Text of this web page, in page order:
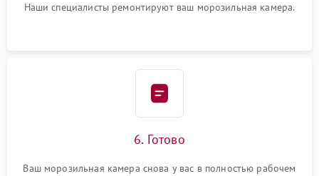
Наши специалисты ремонтируют ваш морозильная камера.
6. Готово
Ваш морозильная камера снова у вас в полностью рабочем